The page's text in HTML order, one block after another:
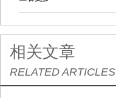
相关文章
RELATED ARTICLES